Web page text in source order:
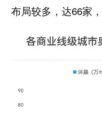
布局较多，达66家